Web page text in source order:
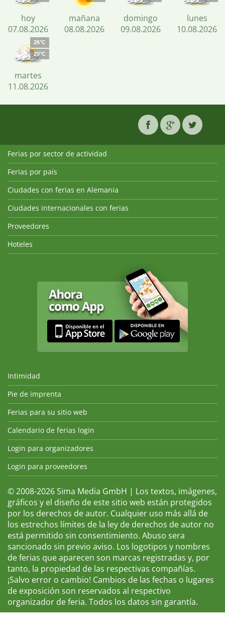
hoy
07.08.2026
mañana
08.08.2026
domingo
09.08.2026
lunes
10.08.2026
26°C
20°C
martes
11.08.2026
Ferias por sector de actividad
Ferias por país
Ciudades con ferias en Alemania
Ciudades internacionales con ferias
Proveedores
Hoteles
Intimidad
Pie de imprenta
Ferias para su sitio web
Calendario de ferias login
Login para organizadores
Login para proveedores
© 2008-2026 Sima Media GmbH | Los textos, imágenes,
gráficos y el diseño de este sitio web están protegidos
por los derechos de autor. Cualquier uso más allá de
los estrechos límites de la ley de derechos de autor no
está permitido sin consentimiento. Abuso sera
sancionado sin previo aviso. Los logotipos y nombres
de ferias que aparecen son marcas registradas y, por
tanto, la propiedad de las respectivas compañías.
¡Salvo error o cambio! Cambios de las fechas o lugares
de exposición son reservados al respectivo
organizador de feria. Todos los datos sin garantía.